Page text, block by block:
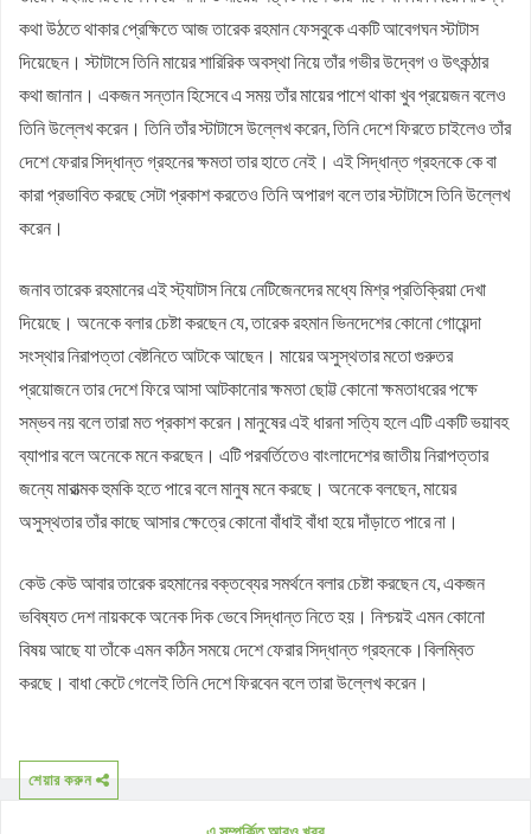
কথা উঠতে থাকার প্রেক্ষিতে আজ তারেক রহমান ফেসবুকে একটি আবেগঘন স্টাটাস
দিয়েছেন। স্টাটাসে তিনি মায়ের শারিরিক অবস্থা নিয়ে তাঁর গভীর উদ্বেগ ও উৎকন্ঠার
কথা জানান। একজন সন্তান হিসেবে এ সময় তাঁর মায়ের পাশে থাকা খুব প্রয়েজন বলেও
তিনি উল্লেখ করেন। তিনি তাঁর স্টাটাসে উল্লেখ করেন, তিনি দেশে ফিরতে চাইলেও তাঁর
দেশে ফেরার সিদ্ধান্ত গ্রহনের ক্ষমতা তার হাতে নেই। এই সিদ্ধান্ত গ্রহনকে কে বা
কারা প্রভাবিত করছে সেটা প্রকাশ করতেও তিনি অপারগ বলে তার স্টাটাসে তিনি উল্লেখ
করেন।
জনাব তারেক রহমানের এই স্ট্যাটাস নিয়ে নেটিজেনদের মধ্যে মিশ্র প্রতিক্রিয়া দেখা
দিয়েছে। অনেকে বলার চেষ্টা করছেন যে, তারেক রহমান ভিনদেশের কোনো গোয়েন্দা
সংস্থার নিরাপত্তা বেষ্টনিতে আটকে আছেন। মায়ের অসুস্থতার মতো গুরুতর
প্রয়োজনে তার দেশে ফিরে আসা আটকানোর ক্ষমতা ছোট্ট কোনো ক্ষমতাধরের পক্ষে
সম্ভব নয় বলে তারা মত প্রকাশ করেন।মানুষের এই ধারনা সত্যি হলে এটি একটি ভয়াবহ
ব্যাপার বলে অনেকে মনে করছেন। এটি পরবর্তিতেও বাংলাদেশের জাতীয় নিরাপত্তার
জন্যে মারাত্মক হুমকি হতে পারে বলে মানুষ মনে করছে। অনেকে বলছেন, মায়ের
অসুস্থতার তাঁর কাছে আসার ক্ষেত্রে কোনো বাঁধাই বাঁধা হয়ে দাঁড়াতে পারে না।
কেউ কেউ আবার তারেক রহমানের বক্তব্যের সমর্থনে বলার চেষ্টা করছেন যে, একজন
ভবিষ্যত দেশ নায়ককে অনেক দিক ভেবে সিদ্ধান্ত নিতে হয়। নিশ্চয়ই এমন কোনো
বিষয় আছে যা তাঁকে এমন কঠিন সময়ে দেশে ফেরার সিদ্ধান্ত গ্রহনকে।বিলম্বিত
করছে। বাধা কেটে গেলেই তিনি দেশে ফিরবেন বলে তারা উল্লেখ করেন।
শেয়ার করুন